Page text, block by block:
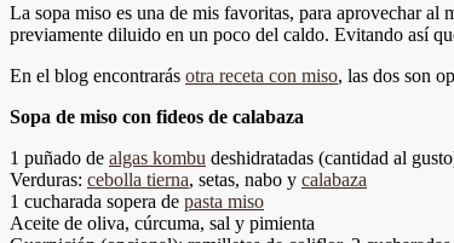
La sopa miso es una de mis favoritas, para aprovechar
previamente diluido en un poco del caldo. Evitando así
En el blog encontrarás otra receta con miso, las dos son
Sopa de miso con fideos de calabaza
1 puñado de algas kombu deshidratadas (cantidad al
Verduras: cebolla tierna, setas, nabo y calabaza
1 cucharada sopera de pasta miso
Aceite de oliva, cúrcuma, sal y pimienta